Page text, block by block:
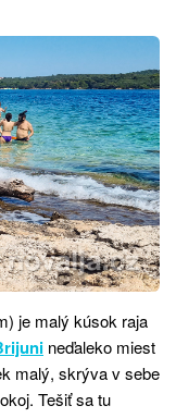
je malý kúsok raja
neďaleko miest
malý, skrýva v sebe
Tešiť sa tu